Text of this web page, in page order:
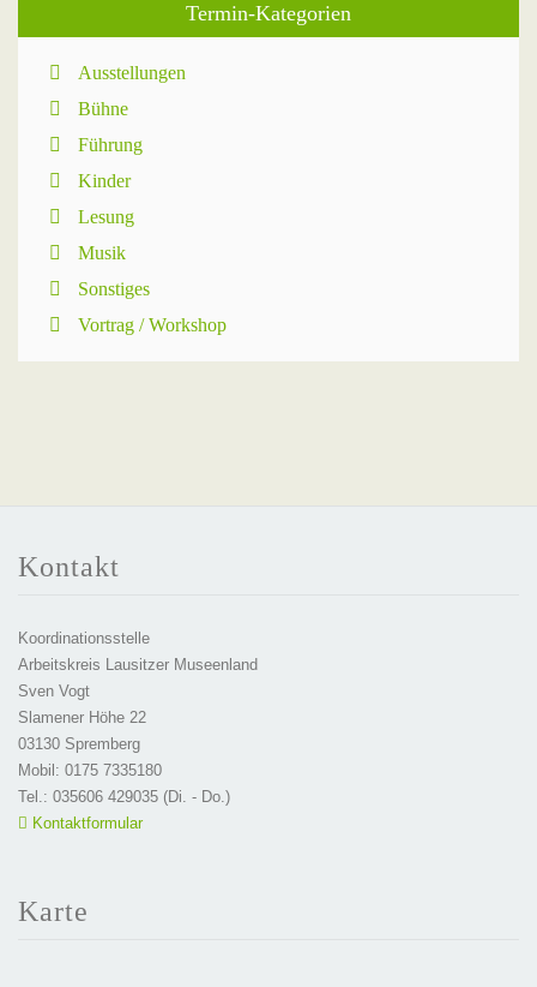
Termin-Kategorien
Ausstellungen
Bühne
Führung
Kinder
Lesung
Musik
Sonstiges
Vortrag / Workshop
Kontakt
Koordinationsstelle
Arbeitskreis Lausitzer Museenland
Sven Vogt
Slamener Höhe 22
03130 Spremberg
Mobil: 0175 7335180
Tel.: 035606 429035 (Di. - Do.)
Kontaktformular
Karte